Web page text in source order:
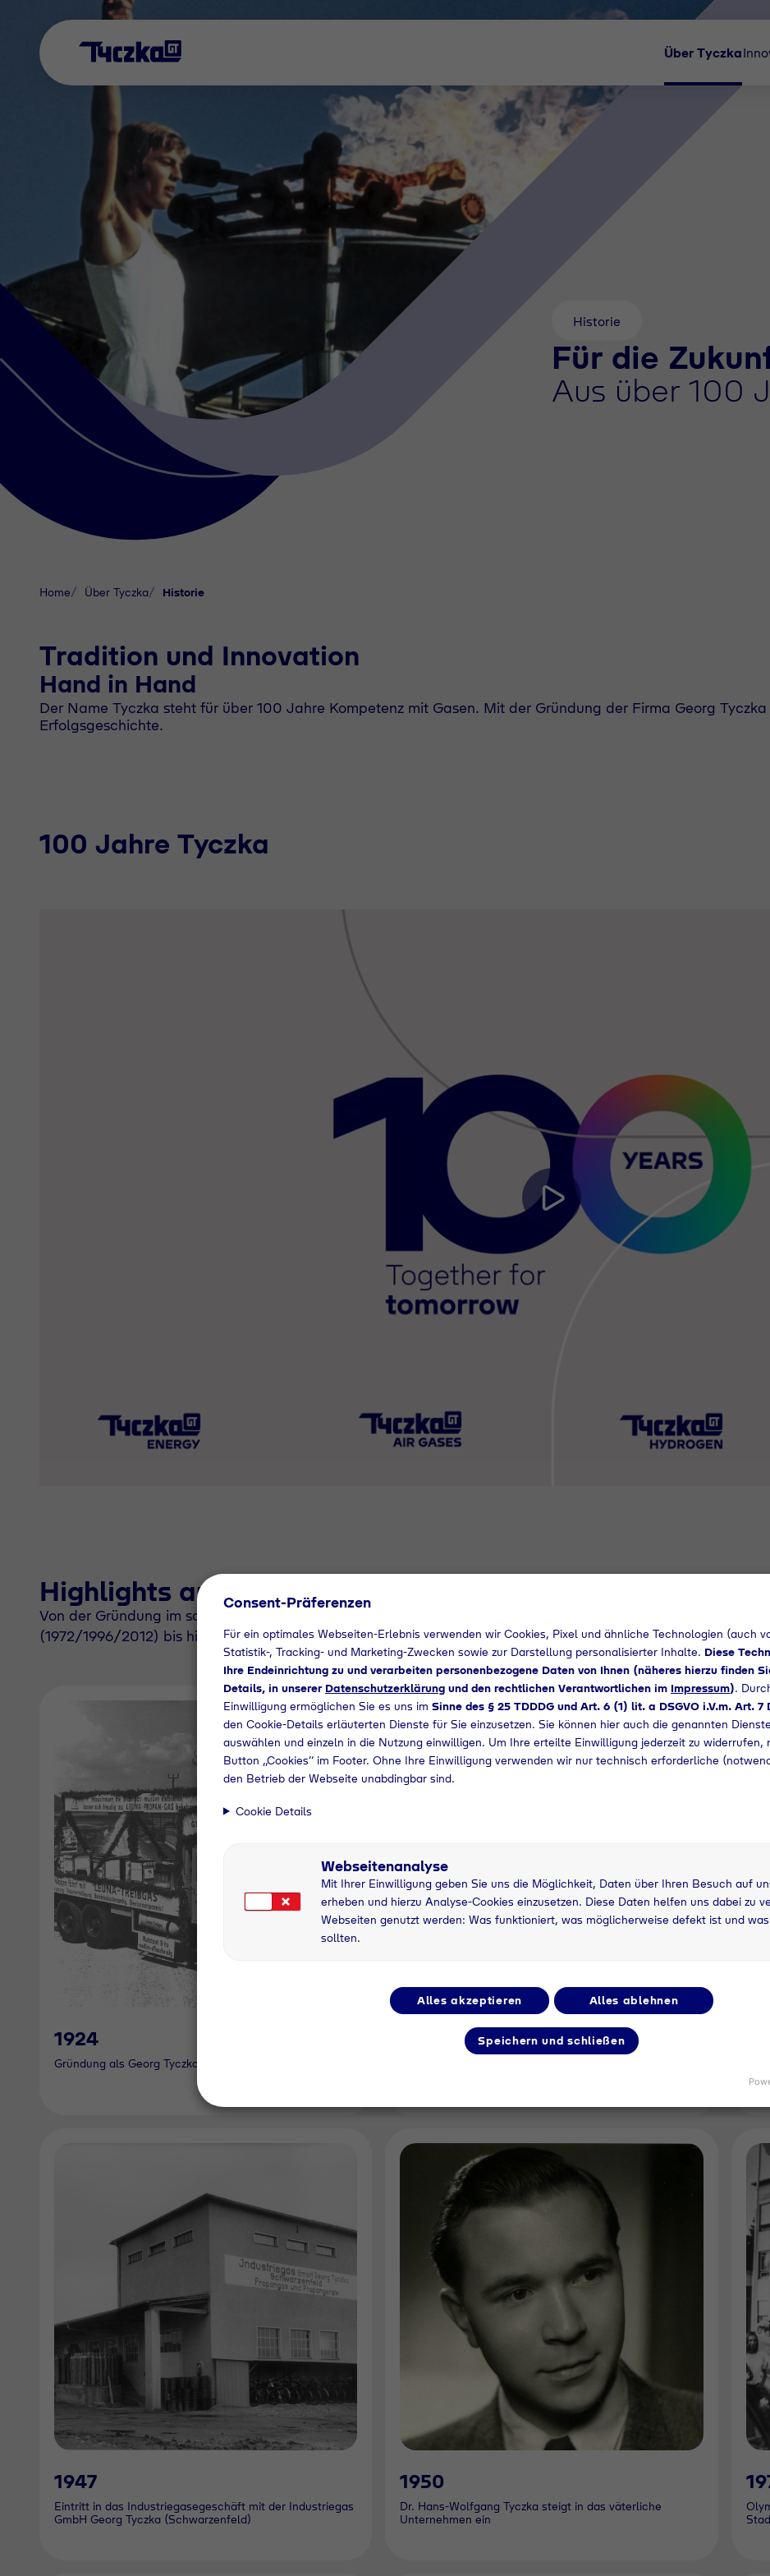
Über Tyczka
Historie
Für die
Aus über 100
Home Über Tyczka Historie
Tradition und Innovation
Hand in Hand
Der Name Tyczka steht für über 100 Jahre Kompetenz mit Gasen. Mit der Gründung der Firma Georg
Erfolgsgeschichte.
100 Jahre Tyczka
Highlights aus über 100 Jahren Tyczka
Von der Gründung im schlesischen Görlitz (1924) über die Entwicklung von olympischen Feuern und Fackeln
(1972/1996/2012) bis hin zur Entstehung der Tyczka Hydrogen im Zukunftsmarkt grüner Wasserstoff (2021):
1924
Gründung als Georg Tyczka Sauerstoffwerk (Görlitz)
1947
Eintritt in das Industriegasegeschäft mit der Industriegas
GmbH Georg Tyczka (Schwarzenfeld)
1950
Dr. Hans-Wolfgang Tyczka steigt in das väterliche
Unternehmen ein
Consent-Präferenzen
Für ein optimales Webseiten-Erlebnis verwenden wir Cookies, Pixel und ähnliche Technologien (auch
Statistik-, Tracking- und Marketing-Zwecken sowie zur Darstellung personalisierter Inhalte. Diese
Ihre Endeinrichtung zu und verarbeiten personenbezogene Daten von Ihnen (näheres hierzu finden
Details, in unserer Datenschutzerklärung und den rechtlichen Verantwortlichen im Impressum).
Einwilligung ermöglichen Sie es uns im Sinne des § 25 TDDDG und Art. 6 (1) lit. a DSGVO i.V.m. Art. 7
den Cookie-Details erläuterten Dienste für Sie einzusetzen. Sie können hier auch die genannten
auswählen und einzeln in die Nutzung einwilligen. Um Ihre erteilte Einwilligung jederzeit zu widerrufen,
Button „Cookies“ im Footer. Ohne Ihre Einwilligung verwenden wir nur technisch erforderliche
den Betrieb der Webseite unabdingbar sind.
Cookie Details
Webseitenanalyse
Mit Ihrer Einwilligung geben Sie uns die Möglichkeit, Daten über Ihren Besuch auf
erheben und hierzu Analyse-Cookies einzusetzen. Diese Daten helfen uns dabei zu
Webseiten genutzt werden: Was funktioniert, was möglicherweise defekt ist und
sollten.
Alles akzeptieren Alles ablehnen
Speichern und schließen